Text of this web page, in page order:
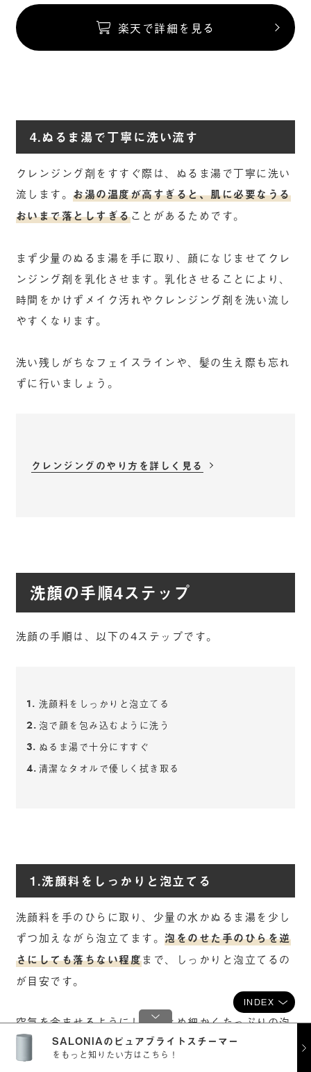
楽天で詳細を見る
4.ぬるま湯で丁寧に洗い流す
クレンジング剤をすすぐ際は、ぬるま湯で丁寧に洗い
流します。お湯の温度が高すぎると、肌に必要なうる
おいまで落としすぎることがあるためです。
まず少量のぬるま湯を手に取り、顔になじませてクレ
ンジング剤を乳化させます。乳化させることにより、
時間をかけずメイク汚れやクレンジング剤を洗い流し
やすくなります。
洗い残しがちなフェイスラインや、髪の生え際も忘れ
ずに行いましょう。
クレンジングのやり方を詳しく見る
洗顔の手順4ステップ
洗顔の手順は、以下の4ステップです。
洗顔料をしっかりと泡立てる
泡で顔を包み込むように洗う
ぬるま湯で十分にすすぐ
清潔なタオルで優しく拭き取る
1.洗顔料をしっかりと泡立てる
洗顔料を手のひらに取り、少量の水かぬるま湯を少し
ずつ加えながら泡立てます。泡をのせた手のひらを逆
さにしても落ちない程度まで、しっかりと泡立てるの
が目安です。
空気を含ませるようにして、きめ細かくたっぷりの泡
を立てましょう。手で泡立てるのが難しいときは、泡
立てネットを活用すると簡単に泡立てられます。
SALONIAのピュアブライトスチーマー
をもっと知りたい方はこちら！
INDEX